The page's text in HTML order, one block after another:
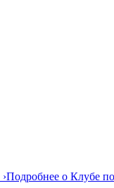
›Подробнее о Клубе